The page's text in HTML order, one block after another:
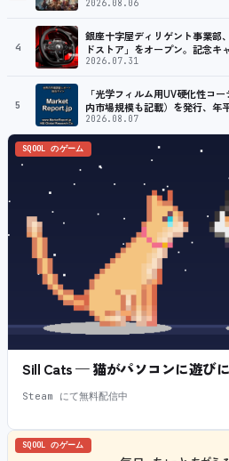
2026.08.06
4
銀座十字屋ディリゲント事業
ドストア」をオープン。記念キ
ング／フライトシム向けコント
2026.07.31
5
「光学フィルム用UV硬化性コ
内市場規模も記載）を発行、年
2026.08.07
SQOOL のゲーム
Sill Cats — 猫がパソコンに遊び
Steam にて無料配信中
SQOOL のゲーム